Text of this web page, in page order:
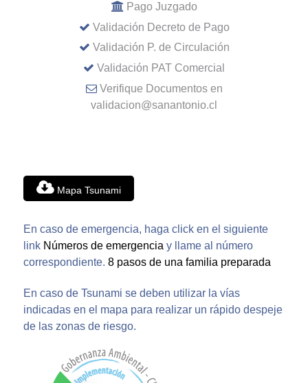
Pago Juzgado
Validación Decreto de Pago
Validación P. de Circulación
Validación PAT Comercial
Verifique Documentos en
validacion@sanantonio.cl
Mapa Tsunami
En caso de emergencia, haga click en el siguiente
link Números de emergencia y llame al número
correspondiente. 8 pasos de una familia preparada
En caso de Tsunami se deben utilizar la vías
indicadas en el mapa para realizar un rápido despeje
de las zonas de riesgo.